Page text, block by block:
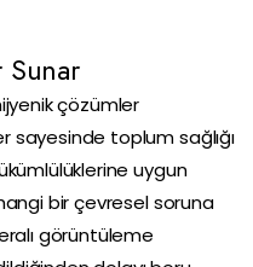
çözümler
sayesinde toplum sağlığı
uygun
bir çevresel soruna
görüntüleme